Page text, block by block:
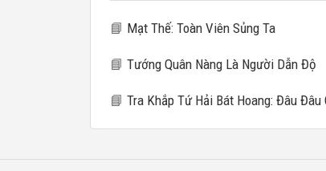
📘 Mạt Thế: Toàn Viên Sủng Ta
📘 Tướng Quân Nàng Là Người Dẫn Độ
📘 Tra Khắp Tứ Hải Bát Hoang: Đâu Đâu Cũng Là